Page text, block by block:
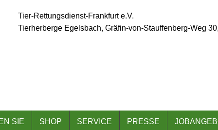
Tier-Rettungsdienst-Frankfurt e.V.
Tierherberge Egelsbach, Gräfin-von-Stauffenberg-Weg
SIE SHOP SERVICE PRESSE